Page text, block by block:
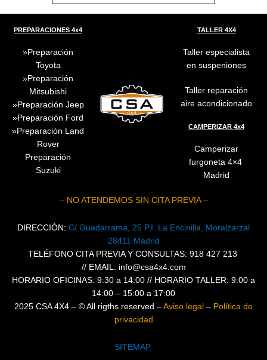
PREPARACIONES 4x4
Preparación
Toyota
Preparación
Mitsubishi
Preparación Jeep
Preparación Ford
Preparación Land
Rover
Preparación
Suzuki
TALLER 4X4
Taller especialista
en suspeniones
Taller reparación
aire acondicionado
CAMPERIZAR 4x4
Camperizar
furgoneta 4×4
Madrid
– NO ATENDEMOS SIN CITA PREVIA –
DIRECCIÓN: C/ Guadarrama, 25 P.I. La Encinilla, Moralzarzal
28411 Madrid
TELÉFONO CITA PREVIA Y CONSULTAS: 918 427 213
// EMAIL: info@csa4x4.com
HORARIO OFICINAS: 9:30 a 14:00 // HORARIO TALLER: 9:00 a
14:00 – 15:00 a 17:00
2025 CSA 4X4 – © All rigths reserved – Aviso legal – Política de
privacidad
SITEMAP